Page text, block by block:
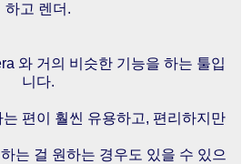
하고 렌더.
와 거의 비슷한 기능을 하는 툴입
니다.
편이 훨씬 유용하고, 편리하지만
는 걸 원하는 경우도 있을 수 있으